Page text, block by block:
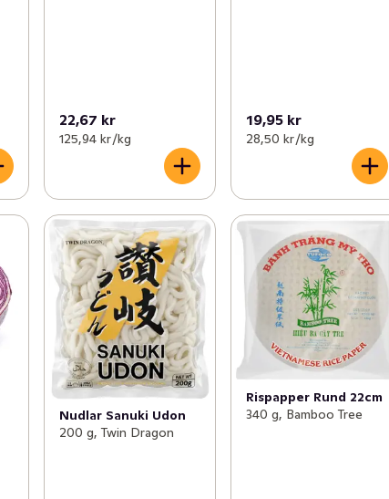
22,67 kr
125,94 kr /kg
19,95 kr
28,50 kr /kg
Nudlar Sanuki Udon
200 g, Twin Dragon
Rispapper Rund 22cm
340 g, Bamboo Tree